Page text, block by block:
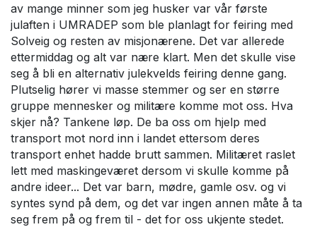
av mange minner som jeg husker var vår første
julaften i UMRADEP som ble planlagt for feiring med
Solveig og resten av misjonærene. Det var allerede
ettermiddag og alt var nære klart. Men det skulle vise
seg å bli en alternativ julekvelds feiring denne gang.
Plutselig hører vi masse stemmer og ser en større
gruppe mennesker og militære komme mot oss. Hva
skjer nå? Tankene løp. De ba oss om hjelp med
transport mot nord inn i landet ettersom deres
transport enhet hadde brutt sammen. Militæret raslet
lett med maskingeværet dersom vi skulle komme på
andre ideer... Det var barn, mødre, gamle osv. og vi
syntes synd på dem, og det var ingen annen måte å ta
seg frem på og frem til - det for oss ukjente stedet.